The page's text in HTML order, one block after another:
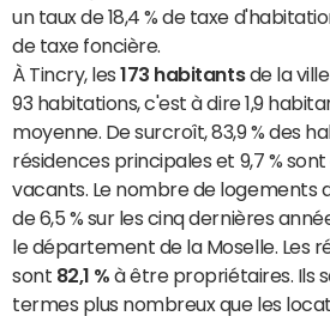
un taux de 18,4 % de taxe
de taxe foncière.
À Tincry, les173 habitantsde la
93 habitations, c'est à dire 1,9
moyenne. De surcroît, 83,9 % des
résidences principales et 9,7 %
vacants. Le nombre de logements
de 6,5 % sur les cinq dernières
le département de la Moselle. Les
sont 82,1 % à être propriétaires. Ils
termes plus nombreux que les